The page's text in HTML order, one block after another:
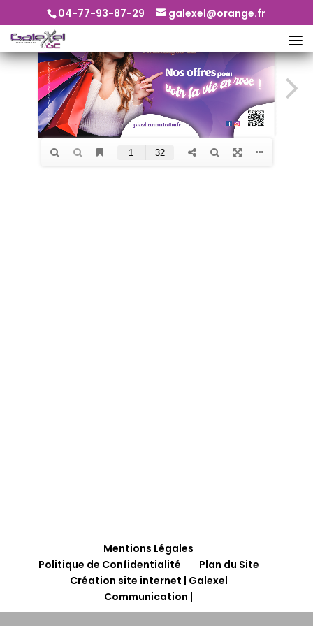
04-77-93-87-29 galexel@orange.fr
Mentions Légales
Politique de Confidentialité
Plan du Site
Création site internet | Galexel
Communication |